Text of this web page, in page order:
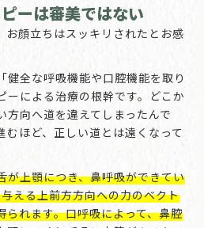
ーは審美ではない
お顔立ちはスッキリされたとお感
健全な呼吸機能や口腔機能を取り
ーによる治療の根幹です。どこか
方向へ道を違えてしまったんで
ほど、正しい道とは遠くなって
が上顎につき、鼻呼吸ができてい
える上前方方向への力のベクト
られます。口呼吸によって、鼻腔